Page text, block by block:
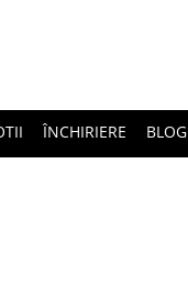
ÎNCHIRIERE BLOG